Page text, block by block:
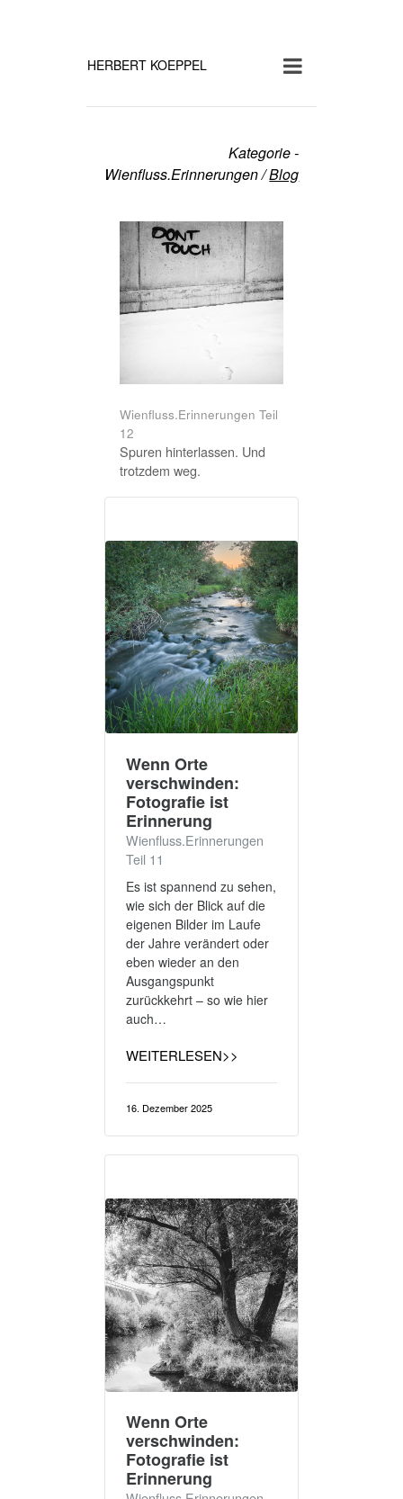
HERBERT KOEPPEL
Kategorie -
Wienfluss.Erinnerungen/Blog
Wienfluss.Erinnerungen Teil
12
Spuren hinterlassen. Und
trotzdem weg.
Wenn Orte
verschwinden:
Fotografie ist
Erinnerung
Wienfluss.Erinnerungen
Teil 11
Es ist spannend zu sehen,
wie sich der Blick auf die
eigenen Bilder im Laufe
der Jahre verändert oder
eben wieder an den
Ausgangspunkt
zurückkehrt – so wie hier
auch…
WEITERLESEN>>
16. Dezember 2025
Wenn Orte
verschwinden:
Fotografie ist
Erinnerung